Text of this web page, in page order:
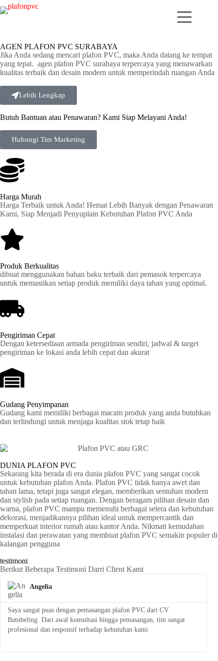
AGEN PLAFON PVC SURABAYA
Jika Anda sedang mencari plafon PVC, maka Anda datang ke tempat
yang tepat. agen plafon PVC surabaya terpercaya yang menawarkan
kualitas terbaik dan desain modern untuk memperindah ruangan Anda
Lebih Lengkap
Butuh Bantuan atau Penawaran? Kami Siap Melayani Anda!
Hubungi Tim Marketing
Harga Murah
Harga Terbaik untuk Anda! Hemat Lebih Banyak dengan Penawaran
Kami, Siap Menjadi Penyuplain Kebutuhan Plafon PVC Anda
Produk Berkualitas
dibuat menggunakan bahan baku terbaik dari pemasok terpercaya
untuk memastikan setiap produk memiliki daya tahan yang optimal.
Pengiriman Cepat
Dengan ketersediaan armada pengiriman sendiri, jadwal & target
pengiriman ke lokasi anda lebih cepat dan akurat
Gudang Penyimpanan
Gudang kami memiliki berbagai macam produk yang anda butuhkan
dan terlindungi untuk menjaga kualitas stok tetap baik
DUNIA PLAFON PVC
Sekarang kita berada di era dunia plafon PVC yang sangat cocok
untuk kebutuhan plafon Anda. Plafon PVC tidak hanya awet dan
tahan lama, tetapi juga sangat elegan, memberikan sentuhan modern
dan stylish pada setiap ruangan. Dengan beragam pilihan desain dan
warna, plafon PVC mampu memenuhi berbagai selera dan kebutuhan
dekorasi, menjadikannya pilihan ideal untuk mempercantik dan
memperkuat interior rumah atau kantor Anda. Nikmati kemudahan
instalasi dan perawatan yang membuat plafon PVC semakin populer di
kalangan pengguna
testimoni
Berikut Beberapa Testimoni Darri Client Kami
Angelia
Saya sangat puas dengan pemasangan plafon PVC dari CV
Batubeling. Dari awal konsultasi hingga pemasangan, tim sangat
profesional dan responsif terhadap kebutuhan kami